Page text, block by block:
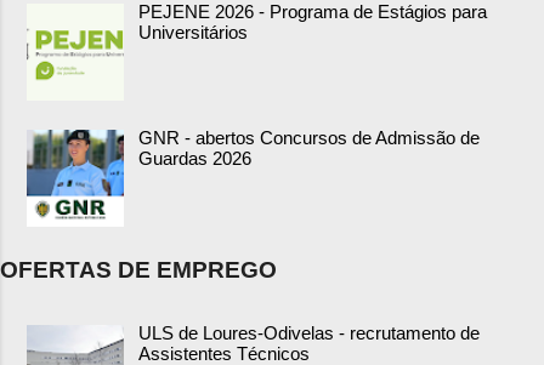
PEJENE 2026 - Programa de Estágios para
Universitários
GNR - abertos Concursos de Admissão de
Guardas 2026
OFERTAS DE EMPREGO
ULS de Loures-Odivelas - recrutamento de
Assistentes Técnicos